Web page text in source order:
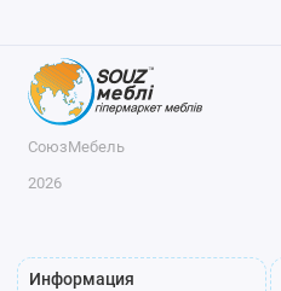
СоюзМебель
2026
Информация